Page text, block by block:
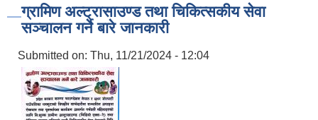
ग्रामिण अल्ट्रासाउण्ड तथा चिकित्सकीय सेवा
सञ्चालन गर्ने बारे जानकारी
Submitted on: Thu, 11/21/2024 - 12:04